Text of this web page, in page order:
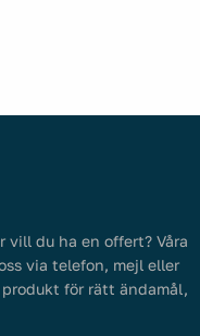
vill du ha en offert? Våra
via telefon, mejl eller
för rätt ändamål,